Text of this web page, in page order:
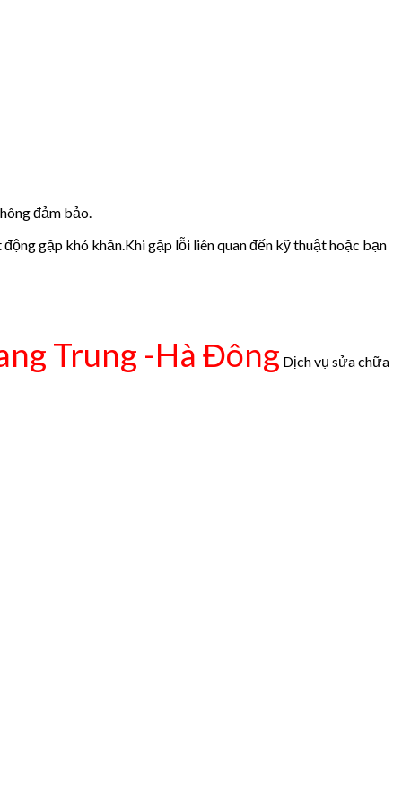
đảm bảo.
gặp khó khăn.Khi gặp lỗi liên quan đến kỹ thuật hoặc bạn
Trung -Hà Đông Dịch vụ sửa chữa